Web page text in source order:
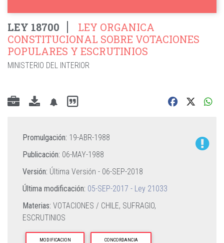
LEY 18700
LEY ORGANICA
CONSTITUCIONAL SOBRE VOTACIONES
POPULARES Y ESCRUTINIOS
MINISTERIO DEL INTERIOR
Promulgación: 19-ABR-1988
Publicación: 06-MAY-1988
Versión: Última Versión - 06-SEP-2018
Última modificación: 05-SEP-2017 - Ley 21033
Materias: VOTACIONES / CHILE, SUFRAGIO,
ESCRUTINIOS
MODIFICACION CONCORDANCIA